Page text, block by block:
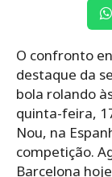
O confronto
destaque da
bola rolando
quinta-feira,
Nou, na
competição.
Barcelona